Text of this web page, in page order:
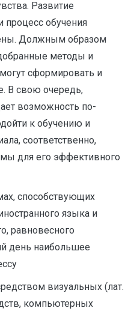
Развитие
обучения
Должным образом
методы и
сформировать и
В свою очередь,
возможность по-
к обучению и
соответственно,
для его эффективного
способствующих
языка и
равновесного
день наибольшее
визуальных (лат.
компьютерных